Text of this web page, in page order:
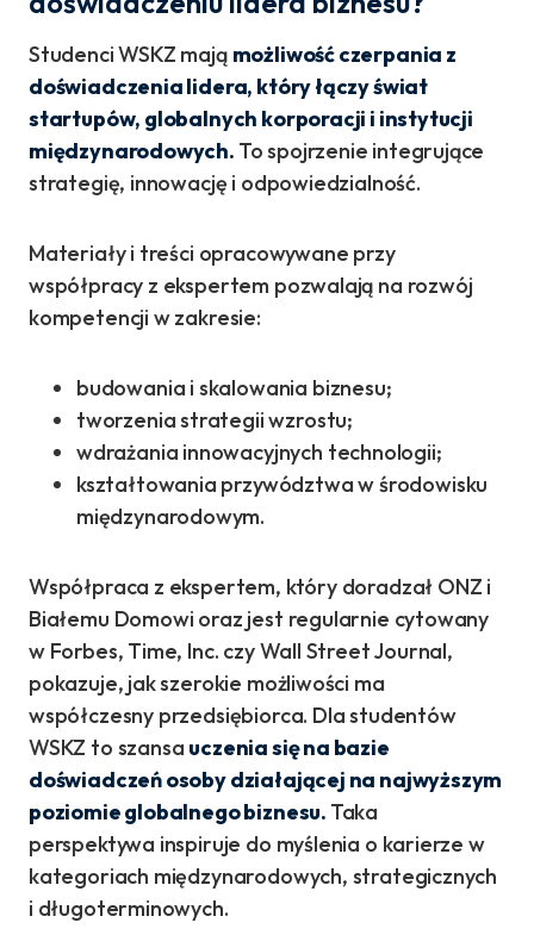
Studenci WSKZ mają możliwość czerpania z
doświadczenia lidera, który łączy świat
startupów, globalnych korporacji i instytucji
międzynarodowych. To spojrzenie integrujące
strategię, innowację i odpowiedzialność.
Materiały i treści opracowywane przy
współpracy z ekspertem pozwalają na rozwój
kompetencji w zakresie:
budowania i skalowania biznesu;
tworzenia strategii wzrostu;
wdrażania innowacyjnych technologii;
kształtowania przywództwa w środowisku
międzynarodowym.
Współpraca z ekspertem, który doradzał ONZ i
Białemu Domowi oraz jest regularnie cytowany
w Forbes, Time, Inc. czy Wall Street Journal,
pokazuje, jak szerokie możliwości ma
współczesny przedsiębiorca. Dla studentów
WSKZ to szansa uczenia się na bazie
doświadczeń osoby działającej na najwyższym
poziomie globalnego biznesu. Taka
perspektywa inspiruje do myślenia o karierze w
kategoriach międzynarodowych, strategicznych
i długoterminowych.